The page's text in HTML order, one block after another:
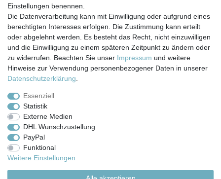
Impressum Daten­schutz­erklärung AGB
Barrierefreiheitserklärung Widerrufs­recht
Versand- & Zahlungsbedingungen
Einstellungen benennen.
Die Datenverarbeitung kann mit Einwilligung oder aufgrund eines
berechtigten Interesses erfolgen. Die Zustimmung kann erteilt
oder abgelehnt werden. Es besteht das Recht, nicht einzuwilligen
und die Einwilligung zu einem späteren Zeitpunkt zu ändern oder
zu widerrufen. Beachten Sie unser Impressum und weitere
Hinweise zur Verwendung personenbezogener Daten in unserer
Daten­schutz­erklärung
Essenziell
Statistik
Externe Medien
DHL Wunschzustellung
PayPal
Funktional
Weitere Einstellungen